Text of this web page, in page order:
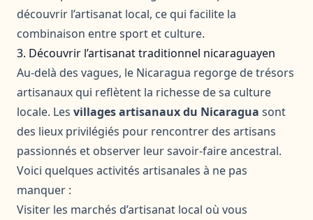
découvrir l’artisanat local, ce qui facilite la
combinaison entre sport et culture.
3. Découvrir l’artisanat traditionnel nicaraguayen
Au-delà des vagues, le Nicaragua regorge de trésors
artisanaux qui reflètent la richesse de sa culture
locale. Les villages artisanaux du Nicaragua sont
des lieux privilégiés pour rencontrer des artisans
passionnés et observer leur savoir-faire ancestral.
Voici quelques activités artisanales à ne pas
manquer :
Visiter les marchés d’artisanat local où vous